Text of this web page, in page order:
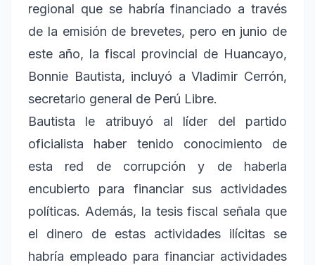
regional que se habría financiado a través
de la emisión de brevetes, pero en junio de
este año, la fiscal provincial de Huancayo,
Bonnie Bautista, incluyó a Vladimir Cerrón,
secretario general de Perú Libre.
Bautista le atribuyó al líder del partido
oficialista haber tenido conocimiento de
esta red de corrupción y de haberla
encubierto para financiar sus actividades
políticas. Además, la tesis fiscal señala que
el dinero de estas actividades ilícitas se
habría empleado para financiar actividades